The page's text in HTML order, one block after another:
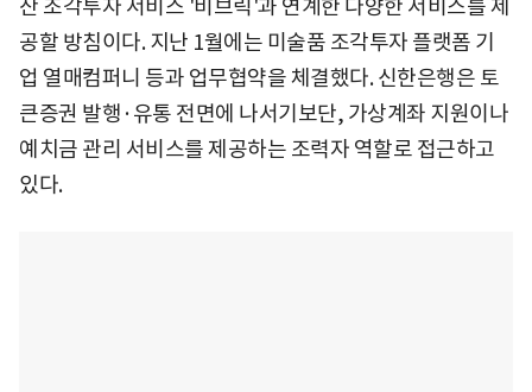
산 조각투자 서비스 '비브릭'과 연계한 다양한 서비스를 제
공할 방침이다. 지난 1월에는 미술품 조각투자 플랫폼 기
업 열매컴퍼니 등과 업무협약을 체결했다. 신한은행은 토
큰증권 발행·유통 전면에 나서기보단, 가상계좌 지원이나
예치금 관리 서비스를 제공하는 조력자 역할로 접근하고
있다.